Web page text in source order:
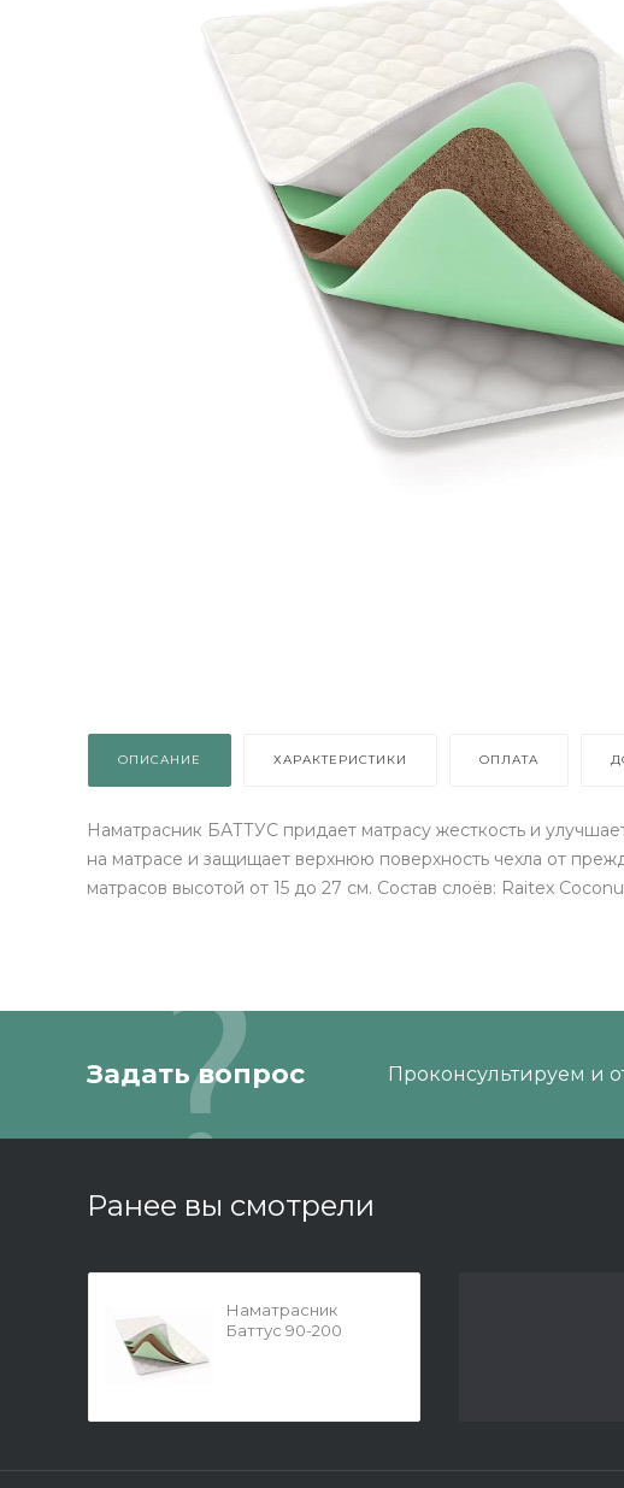
ОПИСАНИЕ ХАРАКТЕРИСТИКИ ОПЛАТА
Наматрасник БАТТУС придает матрасу жесткость и
на матрасе и защищает верхнюю поверхность чехла от
матрасов высотой от 15 до 27 см. Состав слоёв: Raitex
Задать вопрос Проконсультируем и
Ранее вы смотрели
Наматрасник
Баттус 90-200